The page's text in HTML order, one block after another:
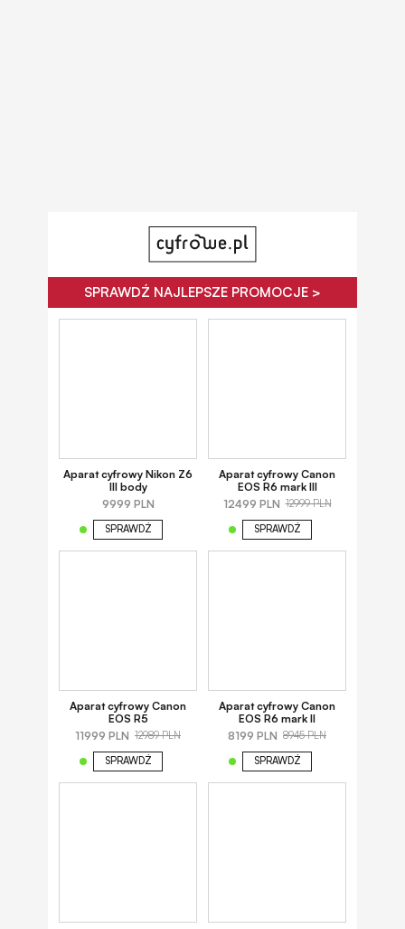
SPRAWDŹ NAJLEPSZE PROMOCJE >
Aparat cyfrowy Nikon Z6
III body
9999 PLN
SPRAWDŹ
Aparat cyfrowy Canon
EOS R6 mark III
12499 PLN 12999 PLN
SPRAWDŹ
Aparat cyfrowy Canon
EOS R5
11999 PLN 12989 PLN
SPRAWDŹ
Aparat cyfrowy Canon
EOS R6 mark II
8199 PLN 8945 PLN
SPRAWDŹ